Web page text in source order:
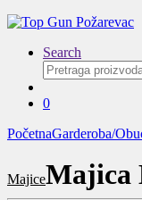
Search
Pretraga
za:
0
PočetnaGarderoba/
MajiceMajica